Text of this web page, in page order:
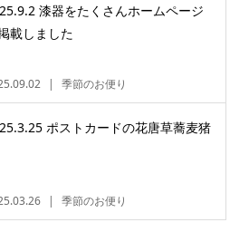
漆器をたくさんホームページ
載しました
季節のお便り
ポストカードの花唐草蕎麦猪
季節のお便り